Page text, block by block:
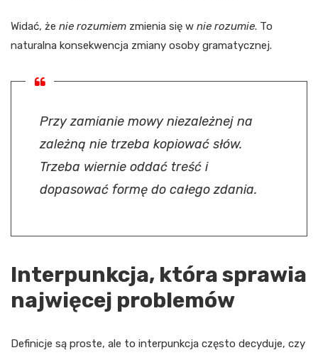
Widać, że nie rozumiem zmienia się w nie rozumie. To
naturalna konsekwencja zmiany osoby gramatycznej.
Przy zamianie mowy niezależnej na
zależną nie trzeba kopiować słów.
Trzeba wiernie oddać treść i
dopasować formę do całego zdania.
Interpunkcja, która sprawia
najwięcej problemów
Definicje są proste, ale to interpunkcja często decyduje, czy